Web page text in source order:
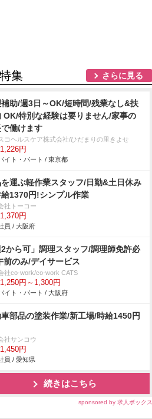
集 さらに見る
助/週3日～OK/短時間/残業なし&扶
OK/特別な経験は要りません/家事の
働けます
コヘルスケア株式会社/ひだまりの里きよせ
円
イト・パート / 東京都
運ぶ軽作業スタッフ/日勤&土日休み
1370円!シンプル作業
社トーコー
円
員 / 大阪府
2から可」調理スタッフ/調理師免許必
前のみ/デイサービス
社co-work/co-work CATS
円～1,300円
イト・パート / 大阪府
車部品の塗装作業/新工場/時給1450円
社サンコウ
円
員 / 愛知県
続きはこちら
sponsored by 求人ボックス